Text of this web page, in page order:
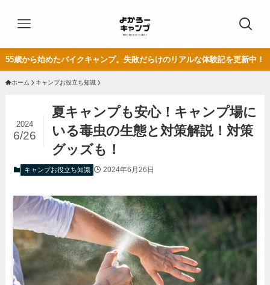
55歳から始めたバイクキャンプ。失敗だらけのリアルな体験記を更新中！
ホーム キャンプお役立ち知識
夏キャンプも安心！キャンプ場に
いる毒虫の生態と対策解説！対策
グッズも！
2024
6/26
キャンプお役立ち知識 2024年6月26日